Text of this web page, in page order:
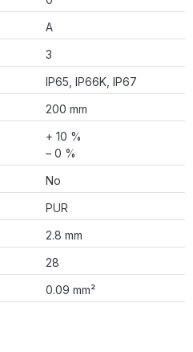
A
3
IP65, IP66K, IP67
200 mm
+ 10 %
– 0 %
No
PUR
2.8 mm
28
0.09 mm²